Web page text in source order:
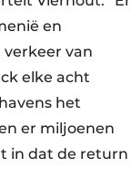
en
van
elke acht
het
er miljoenen
in dat de return